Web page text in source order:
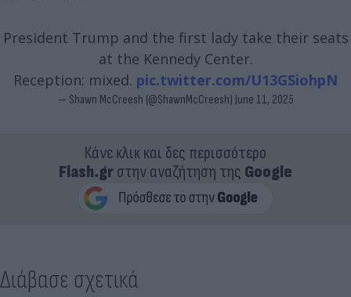
President Trump and the first lady take their seats
at the Kennedy Center.
Reception: mixed. pic.twitter.com/U13GSiohpN
— Shawn McCreesh (@ShawnMcCreesh) June 11, 2025
Κάνε κλικ και δες περισσότερο
Flash.grστην αναζήτηση της Google
Διάβασε σχετικά